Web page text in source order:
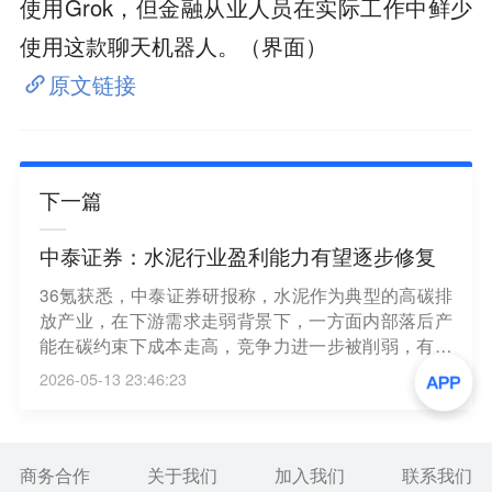
使用Grok，但金融从业人员在实际工作中鲜少
使用这款聊天机器人。（界面）
原文链接
下一篇
中泰证券：水泥行业盈利能力有望逐步修复
36氪获悉，中泰证券研报称，水泥作为典型的高碳排
放产业，在下游需求走弱背景下，一方面内部落后产
能在碳约束下成本走高，竞争力进一步被削弱，有望
加速退出；另一方面各地政府为在有限的碳额下发展
更高附加值产业，可能会削减水泥行业碳指标，从而
加速行业产能出清。当前水泥行业处于盈利底部、供
逐步修复。
2026-05-13 23:46:23
商务合作 关于我们 加入我们 联系我们